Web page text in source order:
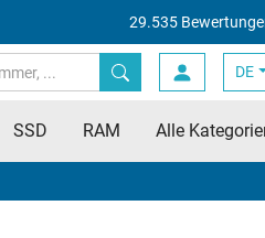
29.535
DE
SSD RAM Alle